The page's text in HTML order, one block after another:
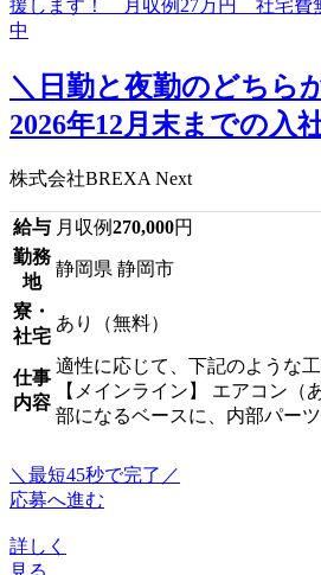
＼日勤と夜勤のどちら
2026年12月末までの入
株式会社BREXA Next
給与 月収例270,000円
勤務
地
静岡県 静岡市
寮・
社宅
あり（無料）
仕事
内容
適性に応じて、下記のような
【メインライン】 エアコン（
部になるベースに、内部パー
＼最短45秒で完了／
応募へ進む
詳しく
見る